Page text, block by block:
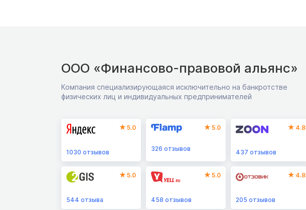
ООО «Финансово-правовой альянс»
Компания специализирующаяся исключительно на банкротстве
физических лиц и индивидуальных предпринимателей
5.0
1030 отзывов
5.0
326 отзывов
4.8
437 отзывов
5.0
544 отзыва
5.0
458 отзывов
4.8
205 отзывов